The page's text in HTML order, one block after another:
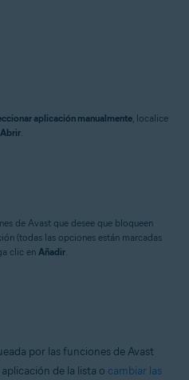
aplicación manualmente , localice
Abrir
de Avast que desee que bloqueen
(todas las opciones están marcadas
clic en Añadir
por las funciones de Avast
aplicación de la lista o cambiar las